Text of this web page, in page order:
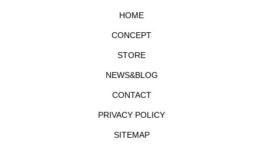
HOME
CONCEPT
STORE
NEWS&BLOG
CONTACT
PRIVACY POLICY
SITEMAP